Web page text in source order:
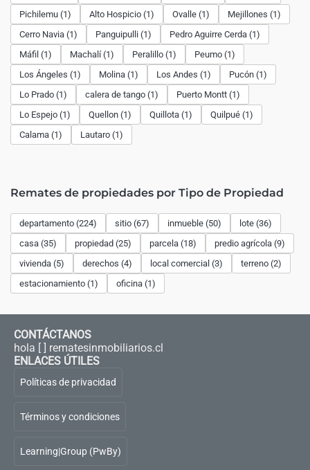
Pichilemu (1)
Alto Hospicio (1) Ovalle (1)
Mejillones (1)
Cerro Navia (1)
Panguipulli (1)
Pedro Aguirre Cerda (1)
Máfil (1)
Machalí (1) Peralillo (1)
Peumo (1)
Los Ángeles (1)
Molina (1) Los Andes (1)
Pucón (1)
Lo Prado (1)
calera de tango (1)
Puerto Montt (1)
Lo Espejo (1)
Quellon (1) Quillota (1)
Quilpué (1)
Calama (1)
Lautaro (1)
Remates de propiedades por Tipo de Propiedad
departamento (224) sitio (67) inmueble (50)
lote (36)
casa (35)
propiedad (25) parcela (18)
predio agrícola (9)
vivienda (5)
derechos (4) local comercial (3)
terreno (2)
estacionamiento (1)
oficina (1)
CONTÁCTANOS
hola [ ] rematesinmobiliarios.cl
ENLACES ÚTILES
Políticas de privacidad
Términos y condiciones
Learning|Group (PwBy)